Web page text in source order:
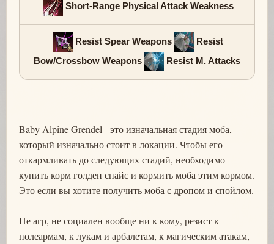
Short-Range Physical Attack Weakness
Resist Spear Weapons
Resist
Bow/Crossbow Weapons
Resist M. Attacks
Baby Alpine Grendel - это изначальная стадия моба,
который изначально стоит в локации. Чтобы его
откармливать до следующих стадий, необходимо
купить корм голден спайс и кормить моба этим кормом.
Это если вы хотите получить моба с дропом и спойлом.
Не агр, не социален вообще ни к кому, резист к
полеармам, к лукам и арбалетам, к магическим атакам,